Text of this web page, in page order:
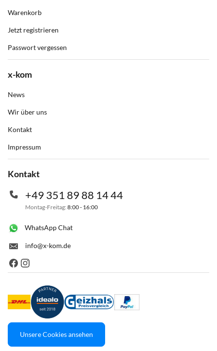
Warenkorb
Jetzt registrieren
Passwort vergessen
x-kom
News
Wir über uns
Kontakt
Impressum
Kontakt
+49 351 89 88 14 44
Montag-Freitag: 8:00 - 16:00
WhatsApp Chat
info@x-kom.de
Unsere Cookies ansehen